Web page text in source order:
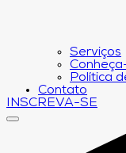
Serviços
Política
Contato
INSCREVA-SE